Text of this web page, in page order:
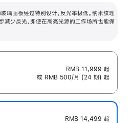
璃面板经过特别设计，反光率极低。纳米纹理
减少反光，即使在高亮光源的工作场所也能保
RMB 11,999 起
或 RMB 500/月 (24 期) 起
RMB 14,499 起